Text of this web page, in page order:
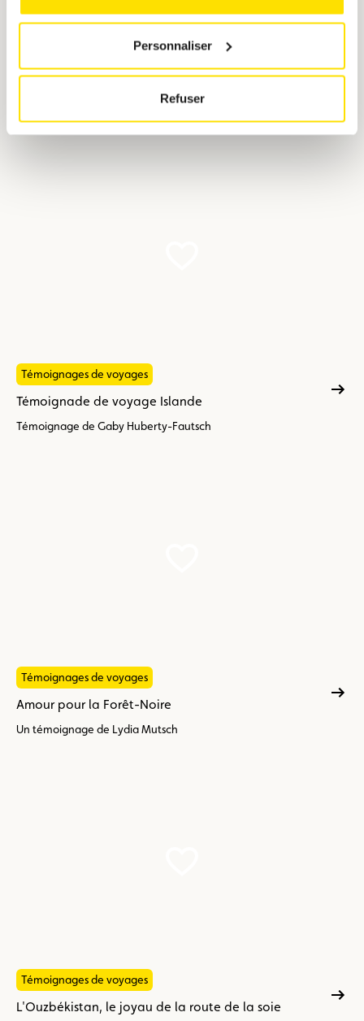
Personnaliser
Refuser
Témoignages de voyages
La Bulgarie, ça vaut le coup !
Un entretien avec notre accompagnatrice de voyage,
Hristalina Mitolova
Témoignages de voyages
Témoignade de voyage Islande
Témoignage de Gaby Huberty-Fautsch
Témoignages de voyages
Amour pour la Forêt-Noire
Un témoignage de Lydia Mutsch
Témoignages de voyages
L'Ouzbékistan, le joyau de la route de la soie